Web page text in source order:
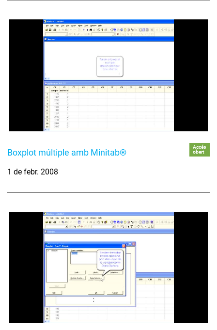
Boxplot múltiple amb Minitab®
Accés
obert
1 de febr. 2008